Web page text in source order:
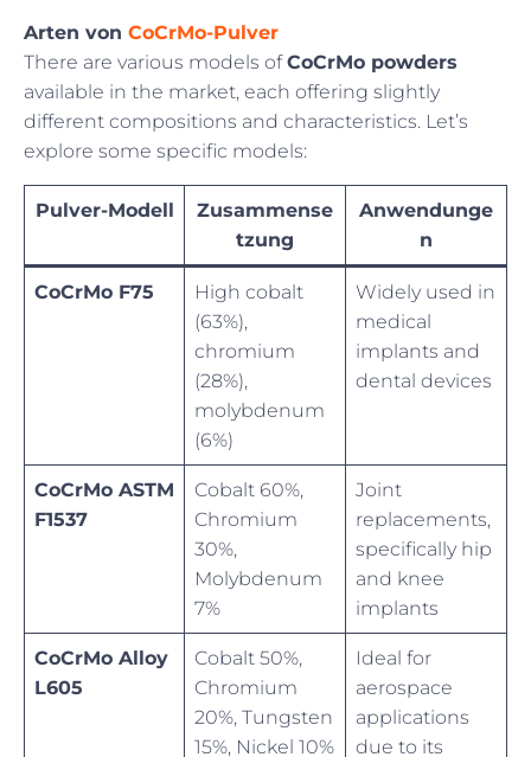
Arten von CoCrMo-Pulver
There are various models ofCoCrMo powders
available in the market, each offering slightly
different compositions and characteristics. Let’s
explore some specific models:
Pulver-Modell
Zusammense
tzung
Anwendunge
n
CoCrMo F75
High cobalt
(63%),
chromium
(28%),
molybdenum
(6%)
Widely used in
medical
implants and
dental devices
CoCrMo ASTM
F1537
Cobalt 60%,
Chromium
30%,
Molybdenum
7%
Joint
replacements,
specifically hip
and knee
implants
CoCrMo Alloy
L605
Cobalt 50%,
Chromium
20%, Tungsten
15%, Nickel 10%
Ideal for
aerospace
applications
due to its